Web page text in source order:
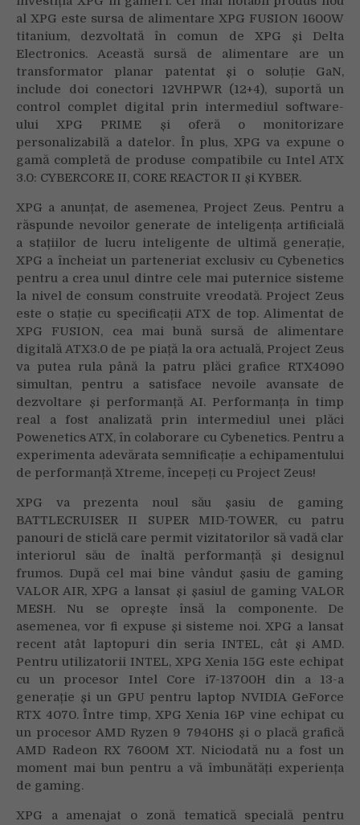
al XPG este sursa de alimentare XPG FUSION 1600W
titanium, dezvoltată în comun de XPG și Delta
Electronics. Această sursă de alimentare are un
transformator planar patentat și o soluție GaN,
include doi conectori 12VHPWR (12+4), suportă un
control complet digital prin intermediul software-
ului XPG PRIME și oferă o monitorizare
personalizabilă a datelor. În plus, XPG va expune o
gamă completă de produse compatibile cu Intel ATX
3.0: CYBERCORE II, CORE REACTOR II și KYBER.
XPG a anunțat, de asemenea, Project Zeus. Pentru a
răspunde nevoilor generate de inteligența artificială
a stațiilor de lucru inteligente de ultimă generație,
XPG a încheiat un parteneriat exclusiv cu Cybenetics
pentru a crea unul dintre cele mai puternice sisteme
la nivel de consum construite vreodată. Project Zeus
este o stație cu specificații ATX de top. Alimentat de
XPG FUSION, cea mai bună sursă de alimentare
digitală ATX3.0 de pe piață la ora actuală, Project Zeus
va putea rula până la patru plăci grafice RTX4090
simultan, pentru a satisface nevoile avansate de
dezvoltare și performanță AI. Performanța în timp
real a fost analizată prin intermediul unei plăci
Powenetics ATX, în colaborare cu Cybenetics. Pentru a
experimenta adevărata semnificație a echipamentului
de performanță Xtreme, începeți cu Project Zeus!
XPG va prezenta noul său șasiu de gaming
BATTLECRUISER II SUPER MID-TOWER, cu patru
panouri de sticlă care permit vizitatorilor să vadă clar
interiorul său de înaltă performanță și designul
frumos. După cel mai bine vândut șasiu de gaming
VALOR AIR, XPG a lansat și șasiul de gaming VALOR
MESH. Nu se oprește însă la componente. De
asemenea, vor fi expuse și sisteme noi. XPG a lansat
recent atât laptopuri din seria INTEL, cât și AMD.
Pentru utilizatorii INTEL, XPG Xenia 15G este echipat
cu un procesor Intel Core i7-13700H din a 13-a
generație și un GPU pentru laptop NVIDIA GeForce
RTX 4070. Între timp, XPG Xenia 16P vine echipat cu
un procesor AMD Ryzen 9 7940HS și o placă grafică
AMD Radeon RX 7600M XT. Niciodată nu a fost un
moment mai bun pentru a vă îmbunătăți experiența
de gaming.
XPG a amenajat o zonă tematică specială pentru